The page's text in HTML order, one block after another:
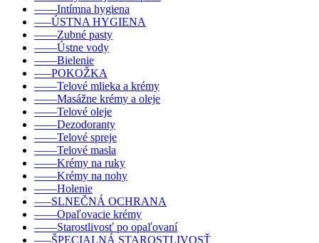
––––Intímna hygiena
–––ÚSTNA HYGIENA
––––Zubné pasty
––––Ústne vody
––––Bielenie
–––POKOŽKA
––––Telové mlieka a krémy
––––Masážne krémy a oleje
––––Telové oleje
––––Dezodoranty
––––Telové spreje
––––Telové masla
––––Krémy na ruky
––––Krémy na nohy
––––Holenie
–––SLNEČNÁ OCHRANA
––––Opaľovacie krémy
––––Starostlivosť po opaľovaní
–––ŠPECIALNÁ STAROSTLIVOSŤ